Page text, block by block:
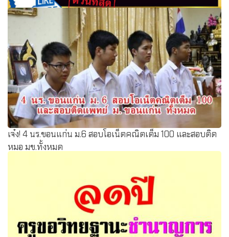
ผลวิจัยชี้เรียนครู 4ปีคุณภาพไม่ต่างเรียน5ปี
เจ๋ง! 4 นร.ขอนแก่น ม.6 สอบโอเน็ตคณิตเต็ม 100 และสอบติด
หมอ มข.ทั้งหมด